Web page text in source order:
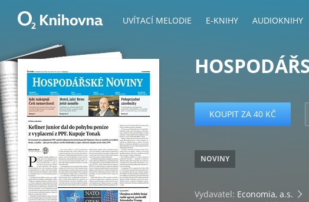
UVÍTACÍ MELODIE E-KNIHY AUDIOKNIHY
KOUPIT ZA 40 KČ
NOVINY
Vydavatel: Economia, a.s.